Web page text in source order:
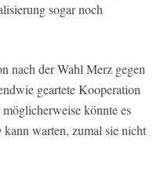
sogar noch
nach der Wahl Merz gegen
geartete Kooperation
könnte es
warten, zumal sie nicht